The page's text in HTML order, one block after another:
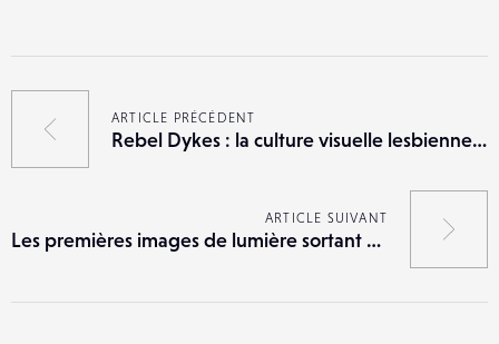
ARTICLE PRÉCÉDENT
Rebel Dykes : la culture visuelle lesbienne s’expose à Londres
ARTICLE SUIVANT
Les premières images de lumière sortant d’un trou noir